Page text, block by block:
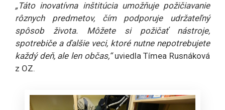
„Táto inovatívna inštitúcia umožňuje požičiavanie
rôznych predmetov, čím podporuje udržateľný
spôsob života. Môžete si požičať nástroje,
spotrebiče a ďalšie veci, ktoré nutne nepotrebujete
každý deň, ale len občas,“uviedla Tímea Rusnáková
z OZ.